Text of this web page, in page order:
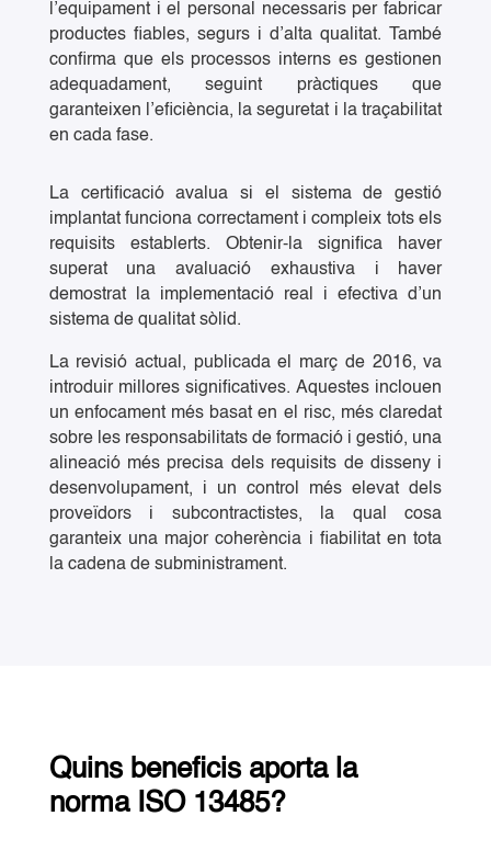
l’equipament i el personal necessaris per fabricar
productes fiables, segurs i d’alta qualitat. També
confirma que els processos interns es gestionen
adequadament, seguint pràctiques que
garanteixen l’eficiència, la seguretat i la traçabilitat
en cada fase.
La certificació avalua si el sistema de gestió
implantat funciona correctament i compleix tots els
requisits establerts. Obtenir-la significa haver
superat una avaluació exhaustiva i haver
demostrat la implementació real i efectiva d’un
sistema de qualitat sòlid.
La revisió actual, publicada el març de 2016, va
introduir millores significatives. Aquestes inclouen
un enfocament més basat en el risc, més claredat
sobre les responsabilitats de formació i gestió, una
alineació més precisa dels requisits de disseny i
desenvolupament, i un control més elevat dels
proveïdors i subcontractistes, la qual cosa
garanteix una major coherència i fiabilitat en tota
la cadena de subministrament.
Quins beneficis aporta la
norma ISO 13485?